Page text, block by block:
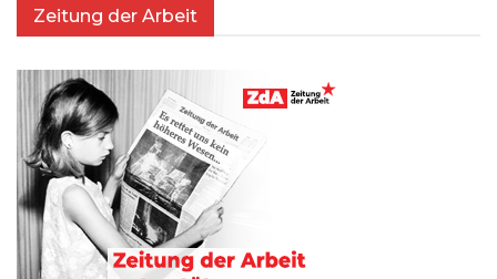
Zeitung der Arbeit